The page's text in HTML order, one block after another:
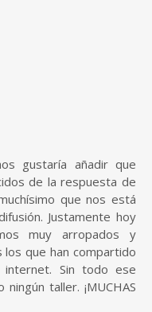
gustaría añadir que
de la respuesta de
que nos está
Justamente hoy
muy arropados y
que han compartido
Sin todo ese
taller. ¡MUCHAS